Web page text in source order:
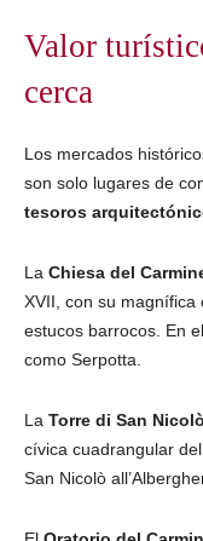
Valor
cerca
Los mercados
son solo lugares de
tesoros
La Chiesa del
XVII, con su magnífica
estucos barrocos. En
como Serpotta.
La Torre di San
cívica cuadrangular
San Nicolò